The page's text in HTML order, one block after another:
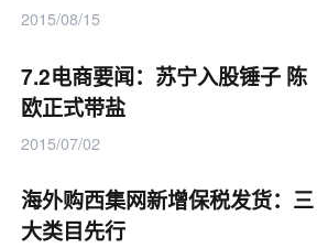
2015/08/15
7.2电商要闻：苏宁入股锤子 陈
欧正式带盐
2015/07/02
海外购西集网新增保税发货：三
大类目先行